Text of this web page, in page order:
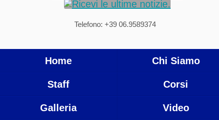
Telefono: +39 06.9589374
Home Chi Siamo
Staff Corsi
Galleria Video